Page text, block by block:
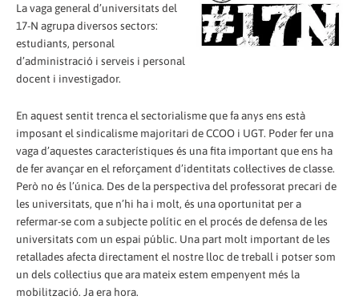
La vaga general d’universitats del
17-N agrupa diversos sectors:
estudiants, personal
d’administració i serveis i personal
docent i investigador.
En aquest sentit trenca el sectorialisme que fa anys ens està
imposant el sindicalisme majoritari de CCOO i UGT. Poder fer una
vaga d’aquestes característiques és una fita important que ens ha
de fer avançar en el reforçament d’identitats col·lectives de classe.
Però no és l’única. Des de la perspectiva del professorat precari de
les universitats, que n’hi ha i molt, és una oportunitat per a
refermar-se com a subjecte polític en el procés de defensa de les
universitats com un espai públic. Una part molt important de les
retallades afecta directament el nostre lloc de treball i potser som
un dels col·lectius que ara mateix estem empenyent més la
mobilització. Ja era hora.